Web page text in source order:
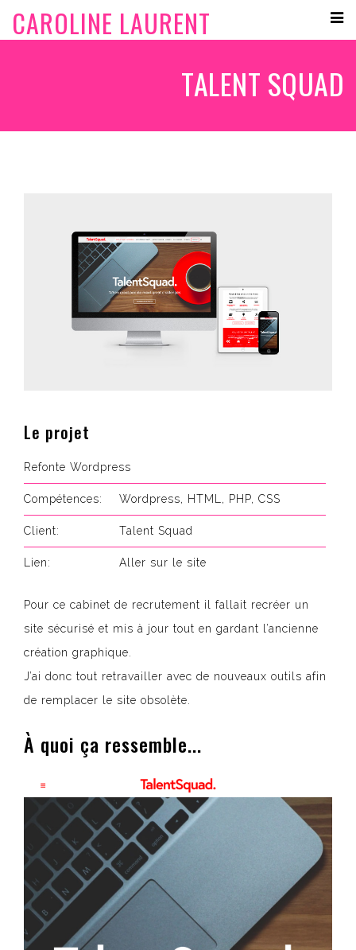
CAROLINE LAURENT
TALENT SQUAD
Le projet
Refonte Wordpress
Compétences: Wordpress, HTML, PHP, CSS
Client: Talent Squad
Lien: Aller sur le site
Pour ce cabinet de recrutement il fallait recréer un
site sécurisé et mis à jour tout en gardant l’ancienne
création graphique.
J’ai donc tout retravailler avec de nouveaux outils afin
de remplacer le site obsolète.
À quoi ça ressemble...